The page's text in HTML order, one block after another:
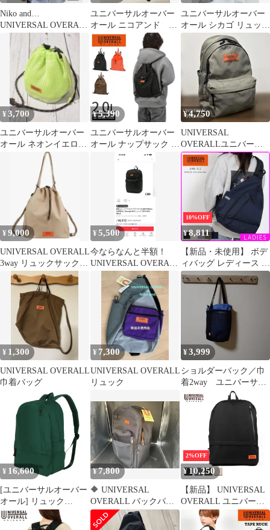
Niko and…
UNIVERSAL OVERALL
別注 ワンショルダー
ユニバーサルオーバー
オール ニコアンド
NIKO ANDリュック黒
ユニバーサルオーバー
オール シカゴ リュック
バックパック ベージュ
約２０L
¥3,700
ユニバーサルオーバー
オール ネオンイエロー
巾着ショルダー新品未
¥5,390
ユニバーサルオーバー
オール ナップサック リ
ュック メンズ レディー
ス ブランド スポーツ
軽量 UNIVERSAL
OVERALL UVO-244
¥4,750
UNIVERSAL
OVERALLユニバーサ
ルオーバーオールデイ
パック グレー
¥9,000
UNIVERSAL OVERALL
3way リュックサック
19L
¥5,500
今ならなんと半額！
UNIVERSAL OVERALL
BIG リュック
10%OFF
¥8,811
【新品・未使用】 ボデ
ィバッグ レディース ワ
ンショルダーバッグ 三
角 おにぎり型 リュック
斜めがけ 大容量 撥水
軽量 蒸れない 通気性
ストリート おしゃれ か
っこいい 鞄 バッグ ユ
ニバーサルオーバーオ
ール ネイビー 紺 青
UVO-212-CPMR2
¥ 1,300
UNIVERSAL OVERALL
巾着バッグ
¥ 7,300
UNIVERSAL OVERALL
リュック
¥3,999
ショルダーバック／巾
着2way ユニバーサル
オーバーオール／
BEAMSコラボ
¥ 16,600
[ユニバーサルオーバー
オール] リュック
23L(11ポケット・カラ
ビナフック付き)/ UVO-
¥7,800
🔶 UNIVERSAL
OVERALL バックパッ
ク UVO-092B ブラック
30L 新品未使用
2%OFF
¥10,250
【新品】 UNIVERSAL
OVERALL ユニバーサ
ルオーバーオール ポケ
ットリュック メンズ/レ